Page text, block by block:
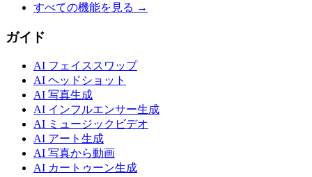
すべての機能を見る →
ガイド
AI フェイススワップ
AI ヘッドショット
AI 写真生成
AI インフルエンサー生成
AI ミュージックビデオ
AI アート生成
AI 写真から動画
AI カートゥーン生成